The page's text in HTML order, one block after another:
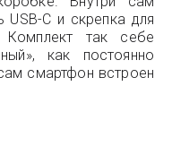
USB-C и скрепка для
Комплект так себе
как постоянно
смартфон встроен